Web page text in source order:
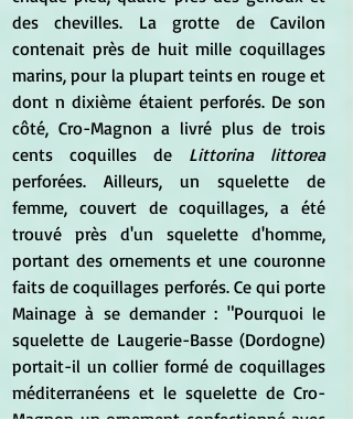
des chevilles. La grotte de Cavilon
contenait près de huit mille coquillages
marins, pour la plupart teints en rouge et
dont n dixième étaient perforés. De son
côté, Cro-Magnon a livré plus de trois
cents coquilles de Littorina littorea
perforées. Ailleurs, un squelette de
femme, couvert de coquillages, a été
trouvé près d'un squelette d'homme,
portant des ornements et une couronne
faits de coquillages perforés. Ce qui porte
Mainage à se demander : "Pourquoi le
squelette de Laugerie-Basse (Dordogne)
portait-il un collier formé de coquillages
méditerranéens et le squelette de Cro-
Magnon un ornement confectionné avec